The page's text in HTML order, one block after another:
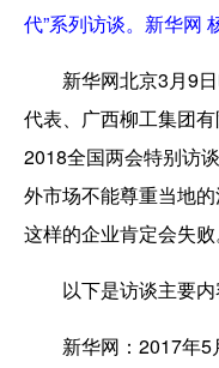
代”系列访谈。新华网
新华网北京3月9日
代表、广西柳工集团
2018全国两会特别访
外市场不能尊重当地
这样的企业肯定会失败
以下是访谈主要内
新华网 ：2017年